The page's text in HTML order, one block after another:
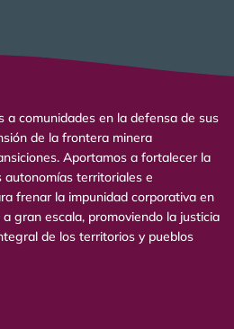
a comunidades en la defensa de sus
de la frontera minera
Aportamos a fortalecer la
autonomías territoriales e
frenar la impunidad corporativa en
gran escala, promoviendo la justicia
de los territorios y pueblos